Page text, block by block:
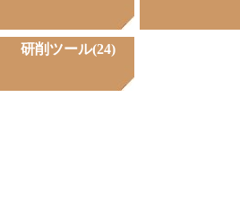
研削ツール(24)